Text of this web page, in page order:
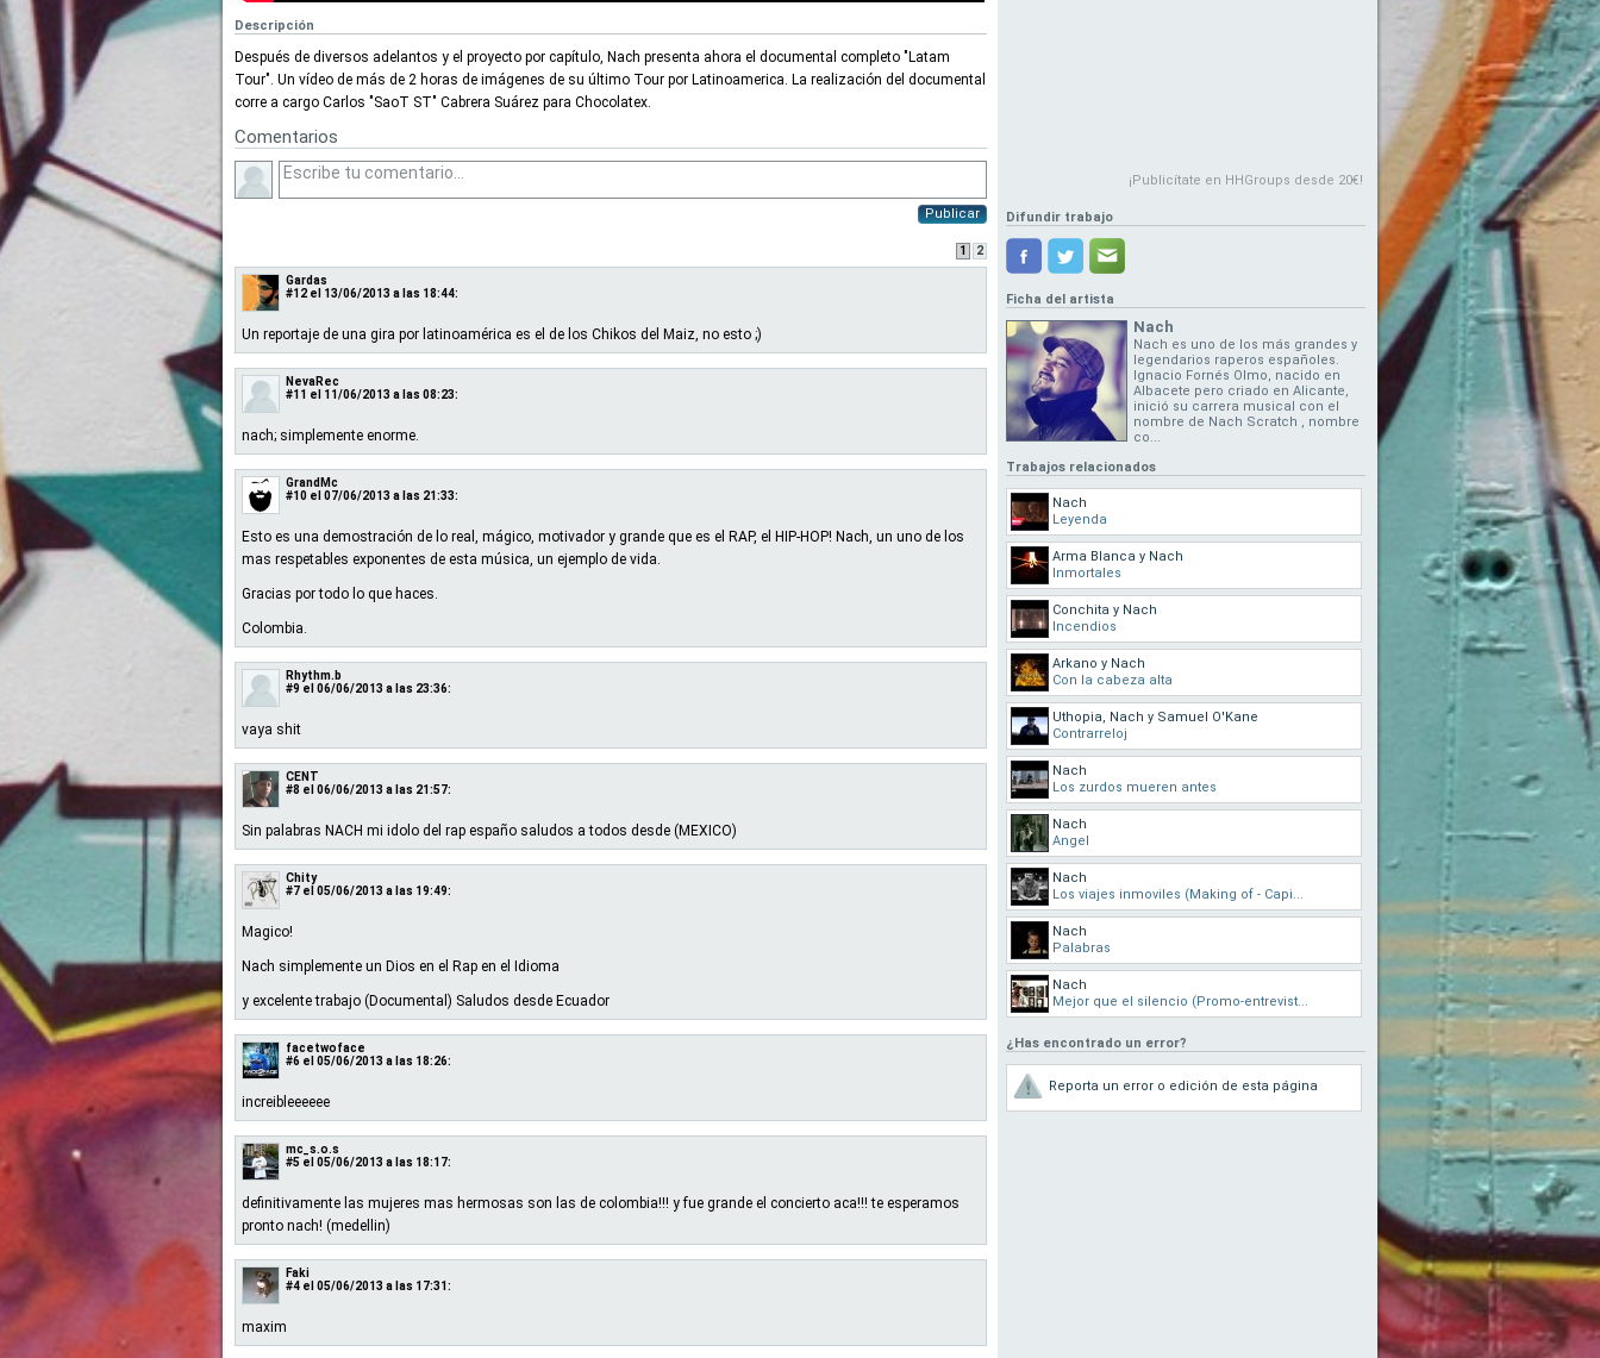
Descripción
Después de diversos adelantos y el proyecto por capítulo, Nach presenta ahora el documental completo "Latam
Tour". Un vídeo de más de 2 horas de imágenes de su último Tour por Latinoamerica. La realización del documental
corre a cargo Carlos "SaoT ST" Cabrera Suárez para Chocolatex.
Comentarios
Publicar
1 2
Gardas
#12 el 13/06/2013 a las 18:44:
Un reportaje de una gira por latinoamérica es el de los Chikos del Maiz, no esto ;)
NevaRec
#11 el 11/06/2013 a las 08:23:
nach; simplemente enorme.
GrandMc
#10 el 07/06/2013 a las 21:33:
Esto es una demostración de lo real, mágico, motivador y grande que es el RAP, el HIP-HOP! Nach, un uno de los
mas respetables exponentes de esta música, un ejemplo de vida.
Gracias por todo lo que haces.
Colombia.
Rhythm.b
#9 el 06/06/2013 a las 23:36:
vaya shit
CENT
#8 el 06/06/2013 a las 21:57:
Sin palabras NACH mi idolo del rap españo saludos a todos desde (MEXICO)
Chity
#7 el 05/06/2013 a las 19:49:
Magico!
Nach simplemente un Dios en el Rap en el Idioma
y excelente trabajo (Documental) Saludos desde Ecuador
facetwoface
#6 el 05/06/2013 a las 18:26:
increibleeeeee
mc_s.o.s
#5 el 05/06/2013 a las 18:17:
definitivamente las mujeres mas hermosas son las de colombia!!! y fue grande el concierto aca!!! te esperamos
pronto nach! (medellin)
Faki
#4 el 05/06/2013 a las 17:31:
maxim
¡Publicítate en HHGroups desde 20€!
Difundir trabajo
Ficha del artista
Nach
Nach es uno de los más grandes y
legendarios raperos españoles.
Ignacio Fornés Olmo, nacido en
Albacete pero criado en Alicante,
inició su carrera musical con el
nombre de Nach Scratch , nombre
co...
Trabajos relacionados
Nach
Leyenda
Arma Blanca y Nach
Inmortales
Conchita y Nach
Incendios
Arkano y Nach
Con la cabeza alta
Uthopia, Nach y Samuel O'Kane
Contrarreloj
Nach
Los zurdos mueren antes
Nach
Angel
Nach
Los viajes inmoviles (Making of - Capi...
Nach
Palabras
Nach
Mejor que el silencio (Promo-entrevist...
¿Has encontrado un error?
Reporta un error o edición de esta página